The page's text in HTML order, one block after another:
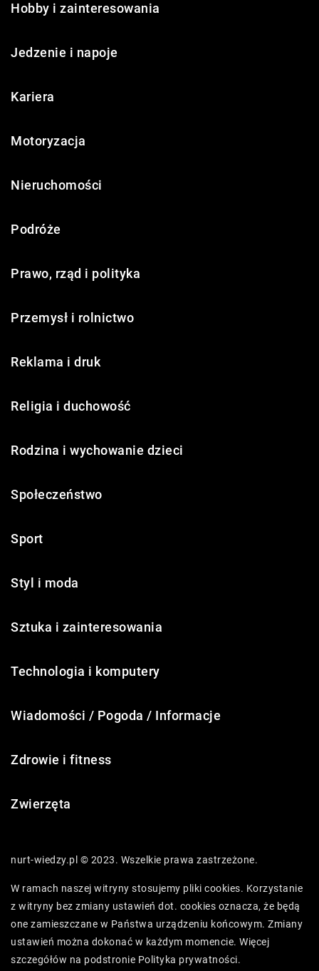
Hobby i zainteresowania
Jedzenie i napoje
Kariera
Motoryzacja
Nieruchomości
Podróże
Prawo, rząd i polityka
Przemysł i rolnictwo
Reklama i druk
Religia i duchowość
Rodzina i wychowanie dzieci
Społeczeństwo
Sport
Styl i moda
Sztuka i zainteresowania
Technologia i komputery
Wiadomości / Pogoda / Informacje
Zdrowie i fitness
Zwierzęta
nurt-wiedzy.pl © 2023. Wszelkie prawa zastrzeżone.
W ramach naszej witryny stosujemy pliki cookies. Korzystanie
z witryny bez zmiany ustawień dot. cookies oznacza, że będą
one zamieszczane w Państwa urządzeniu końcowym. Zmiany
ustawień można dokonać w każdym momencie. Więcej
szczegółów na podstronie Polityka prywatności.